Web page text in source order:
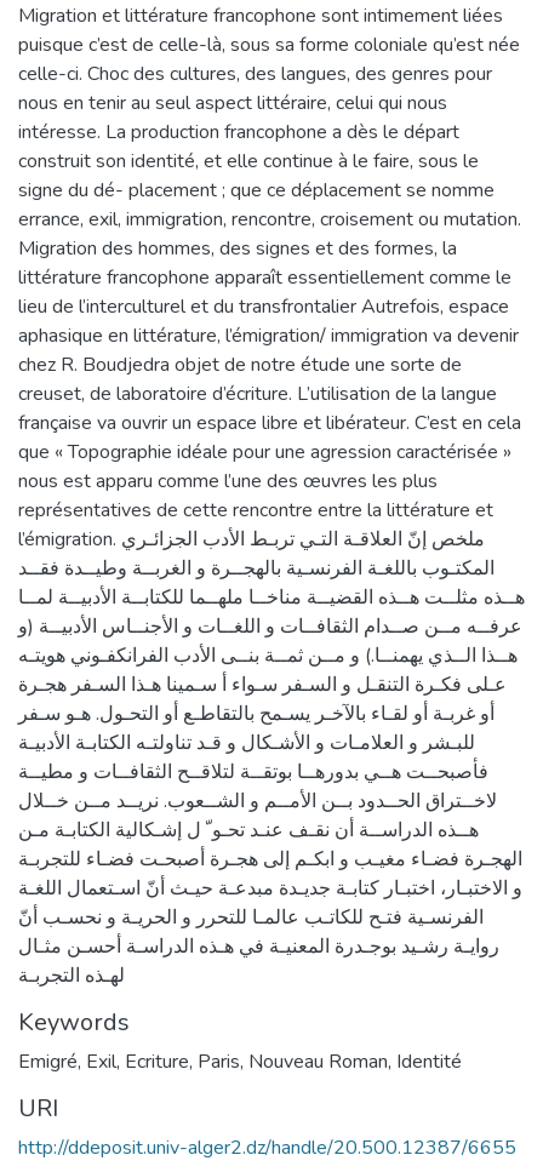
Migration et littérature francophone sont intimement liées
puisque c’est de celle-là, sous sa forme coloniale qu’est née
celle-ci. Choc des cultures, des langues, des genres pour
nous en tenir au seul aspect littéraire, celui qui nous
intéresse. La production francophone a dès le départ
construit son identité, et elle continue à le faire, sous le
signe du dé- placement ; que ce déplacement se nomme
errance, exil, immigration, rencontre, croisement ou mutation.
Migration des hommes, des signes et des formes, la
littérature francophone apparaît essentiellement comme le
lieu de l’interculturel et du transfrontalier Autrefois, espace
aphasique en littérature, l’émigration/ immigration va devenir
chez R. Boudjedra objet de notre étude une sorte de
creuset, de laboratoire d’écriture. L’utilisation de la langue
française va ouvrir un espace libre et libérateur. C’est en cela
que « Topographie idéale pour une agression caractérisée »
nous est apparu comme l’une des œuvres les plus
représentatives de cette rencontre entre la littérature et
l’émigration. ملخص إنّ العلاقـة التـي تربـط الأدب الجزائـري
المكتـوب باللغـة الفرنسـية بالهجــرة و الغربــة وطيــدة فقــد
هــذه مثلــت هــذه القضيــة مناخــا ملهــما للكتابــة الأدبيــة لمــا
عرفــه مــن صــدام الثقافــات و اللغــات و الأجنــاس الأدبيــة (و
هــذا الــذي يهمنــا.) و مــن ثمــة بنــى الأدب الفرانكفـوني هويتـه
عـلى فكـرة التنقـل و السـفر سـواء أ سـمينا هـذا السـفر هجـرة
أو غربـة أو لقـاء بالآخـر يسـمح بالتقاطـع أو التحـول. هـو سـفر
للبـشر و العلامـات و الأشـكال و قـد تناولتـه الكتابـة الأدبيـة
فأصبحــت هــي بدورهــا بوتقــة لتلاقــح الثقافــات و مطيــة
لاخــتراق الحــدود بــن الأمــم و الشــعوب. نريــد مــن خــلال
هــذه الدراســة أن نقـف عنـد تحـو ّ ل إشـكالية الكتابـة مـن
الهجـرة فضـاء مغيـب و ابكـم إلى هجـرة أصبحـت فضـاء للتجربـة
و الاختبـار، اختبـار كتابـة جديـدة مبدعـة حيـث أنّ اسـتعمال اللغـة
الفرنسـية فتـح للكاتـب عالمـا للتحرر و الحريـة و نحسـب أنّ
روايـة رشـيد بوجـدرة المعنيـة في هـذه الدراسـة أحسـن مثـال
لهـذه التجربـة
Keywords
Emigré, Exil, Ecriture, Paris, Nouveau Roman, Identité
URI
http://ddeposit.univ-alger2.dz/handle/20.500.12387/6655